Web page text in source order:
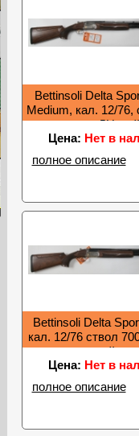
Bettinsoli Delta
Medium, кал. 12/76,
мм., ДН,
Цена: Нет в
полное описание
Bettinsoli Delta
кал. 12/76 ствол
кейс
Цена: Нет в
полное описание